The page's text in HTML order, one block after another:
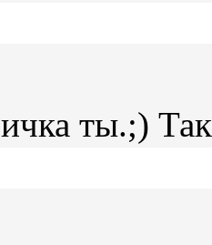
ты.;)